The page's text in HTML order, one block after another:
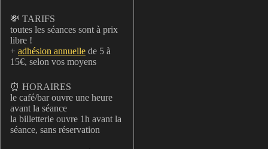
💸 TARIFS
toutes les séances sont à prix
libre !
+ adhésion annuelle de 5 à
15€, selon vos moyens
⏰ HORAIRES
le café/bar ouvre une heure
avant la séance
la billetterie ouvre 1h avant la
séance, sans réservation